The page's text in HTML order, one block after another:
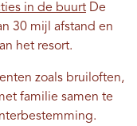
in de buurt De
30 mijl afstand en
het resort.
zoals bruiloften,
familie samen te